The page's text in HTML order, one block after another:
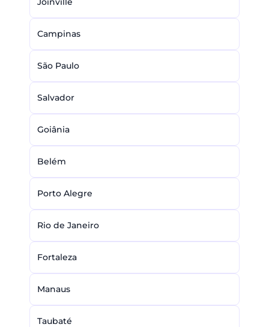
Campinas
São Paulo
Salvador
Goiânia
Belém
Porto Alegre
Rio de Janeiro
Fortaleza
Manaus
Taubaté